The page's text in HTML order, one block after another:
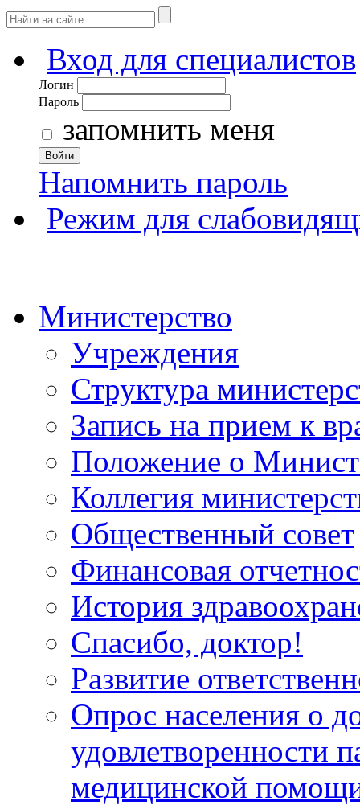
Вход для специалистов
Логин
Пароль
запомнить меня
Войти
Напомнить пароль
Режим для
Министерство
Учреждения
Структура
Запись на прием к
Положение о
Коллегия
Общественный совет
Финансовая
История
Спасибо, доктор!
Развитие
Опрос населения о
удовлетворенности
медицинской